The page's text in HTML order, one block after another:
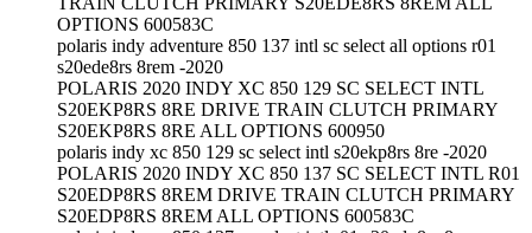
OPTIONS 600583C
polaris indy adventure 850 137 intl sc select all options r01
s20ede8rs 8rem -2020
POLARIS 2020 INDY XC 850 129 SC SELECT INTL
S20EKP8RS 8RE DRIVE TRAIN CLUTCH PRIMARY
S20EKP8RS 8RE ALL OPTIONS 600950
polaris indy xc 850 129 sc select intl s20ekp8rs 8re -2020
POLARIS 2020 INDY XC 850 137 SC SELECT INTL R01
S20EDP8RS 8REM DRIVE TRAIN CLUTCH PRIMARY
S20EDP8RS 8REM ALL OPTIONS 600583C